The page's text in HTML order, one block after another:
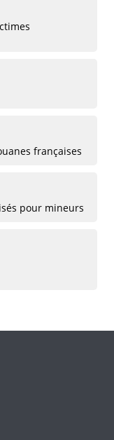
françaises
pour mineurs